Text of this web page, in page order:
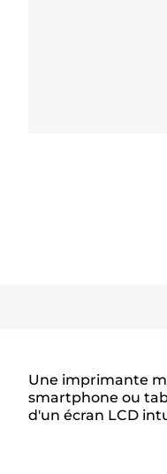
Une imprimante
smartphone ou
d'un écran LCD